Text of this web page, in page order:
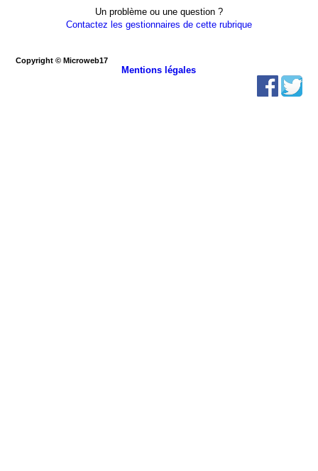
Un problème ou une question ?
Contactez les gestionnaires de cette rubrique
Copyright © Microweb17
Mentions légales